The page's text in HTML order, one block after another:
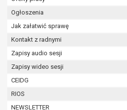
Ogłoszenia
Jak załatwić sprawę
Kontakt z radnymi
Zapisy audio sesji
Zapisy wideo sesji
CEIDG
RIOS
NEWSLETTER